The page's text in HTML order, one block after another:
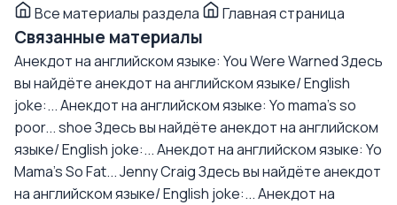
Все материалы раздела Главная страница
Связанные материалы
Анекдот на английском языке: You Were WarnedЗдесь
вы найдёте анекдот на английском языке/ English
joke:...Анекдот на английском языке: Yo mama's so
poor... shoeЗдесь вы найдёте анекдот на английском
языке/ English joke:...Анекдот на английском языке: Yo
Mama's So Fat... Jenny CraigЗдесь вы найдёте анекдот
на английском языке/ English joke:...Анекдот на